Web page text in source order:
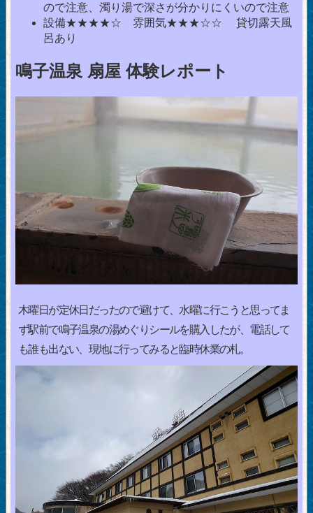
ので注意、濁り湯で深さが分かりにくいので注意
設備★★★★☆ 雰囲気★★★☆☆ 貸切露天風
呂あり
鳴子温泉 扇屋 体験レポート
木曜日が定休日だったので避けて、水曜に行こうと思ってま
ず駅前で鳴子温泉の湯めぐりシールを購入したが、電話して
も誰も出ない、現地に行ってみると臨時休業の札。